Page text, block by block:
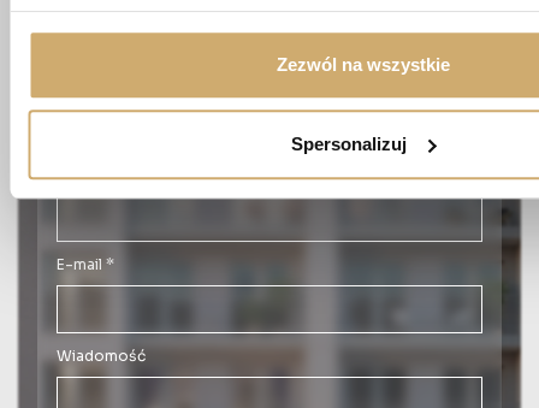
Zezwól na wszystkie
Spersonalizuj
Numer telefonu *
E-mail *
Wiadomość